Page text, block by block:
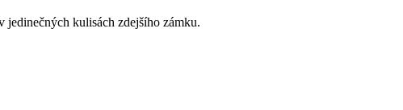
jedinečných kulisách zdejšího zámku.